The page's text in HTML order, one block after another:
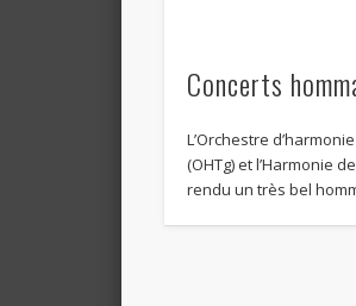
Concerts
L’Orchestre
(OHTg) et l’Harmonie
rendu un très bel